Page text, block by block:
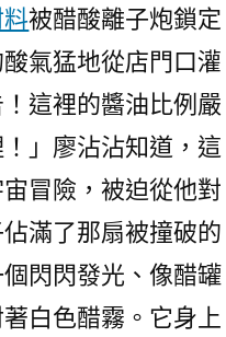
被醋酸離子炮鎖定
氣猛地從店門口灌
這裡的醬油比例嚴
」廖沾沾知道，這
冒險，被迫從他對
滿了那扇被撞破的
閃閃發光、像醋罐
白色醋霧。它身上